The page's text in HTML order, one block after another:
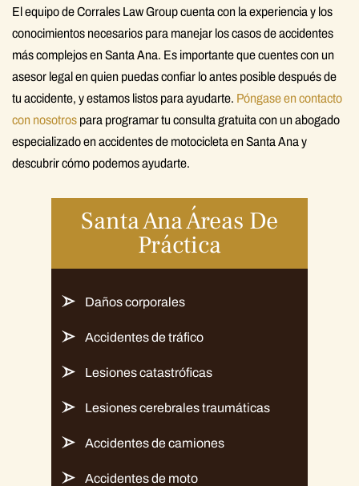
El equipo de Corrales Law Group cuenta con la experiencia y los
conocimientos necesarios para manejar los casos de accidentes
más complejos en Santa Ana. Es importante que cuentes con un
asesor legal en quien puedas confiar lo antes posible después de
tu accidente, y estamos listos para ayudarte. Póngase en contacto
con nosotros para programar tu consulta gratuita con un abogado
especializado en accidentes de motocicleta en Santa Ana y
descubrir cómo podemos ayudarte.
Santa Ana Áreas De
Práctica
Daños corporales
Accidentes de tráfico
Lesiones catastróficas
Lesiones cerebrales traumáticas
Accidentes de camiones
Accidentes de moto